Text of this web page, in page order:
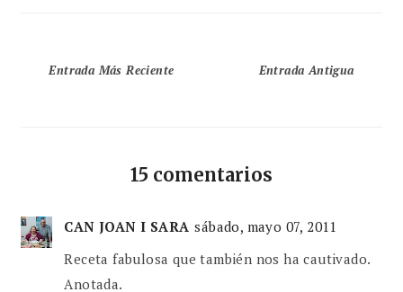
Entrada Más Reciente Entrada Antigua
15 comentarios
CAN JOAN I SARA sábado, mayo 07, 2011
Receta fabulosa que también nos ha cautivado.
Anotada.